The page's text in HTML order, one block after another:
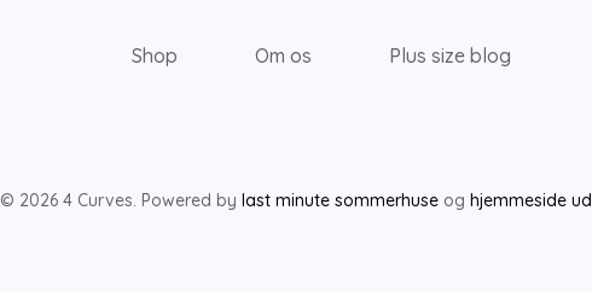
Shop Om os Plus size blog
© 2026 4 Curves. Powered by last minute sommerhuse og hjemmeside